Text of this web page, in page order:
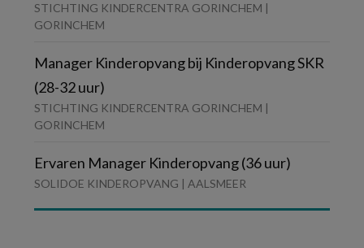
STICHTING KINDERCENTRA GORINCHEM |
GORINCHEM
Manager Kinderopvang bij Kinderopvang SKR
(28-32 uur)
STICHTING KINDERCENTRA GORINCHEM |
GORINCHEM
Ervaren Manager Kinderopvang (36 uur)
SOLIDOE KINDEROPVANG | AALSMEER